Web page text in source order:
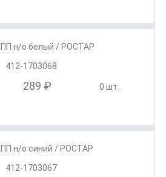
н/о белый / РОСТАР
412-1703068
289 ₽ 0 шт.
н/о синий / РОСТАР
412-1703067